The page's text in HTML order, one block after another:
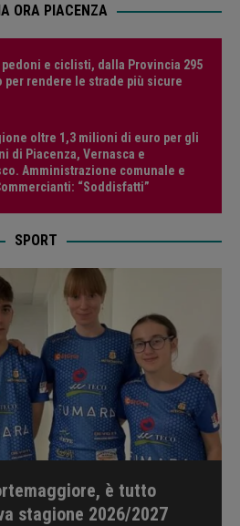
ORA PIACENZA
e ciclisti, dalla Provincia 295
per rendere le strade più sicure
oltre 1,3 milioni di euro per gli
di Piacenza, Vernasca e
Amministrazione comunale e
“Soddisfatti”
SPORT
è tutto
stagione 2026/2027